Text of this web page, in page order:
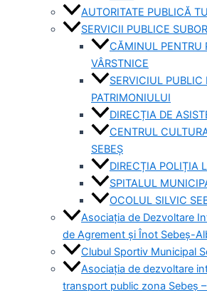
AUTORITATE PUBLICĂ
SERVICII PUBLICE
CĂMINUL PENTRU
VÂRSTNICE
SERVICIUL PUBLIC
PATRIMONIULUI
DIRECȚIA DE
CENTRUL
SEBEȘ
DIRECȚIA POLIȚIA
SPITALUL
OCOLUL SILVIC
Asociația de Dezvoltare
de Agrement și Înot Sebeș-
Clubul Sportiv Municipal
Asociația de dezvoltare
transport public zona Sebeș